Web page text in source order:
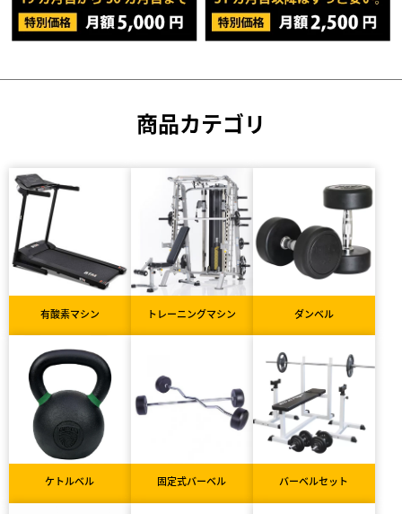
商品カテゴリ
有酸素マシン トレーニングマシン ダンベル
ケトルベル 固定式バーベル バーベルセット